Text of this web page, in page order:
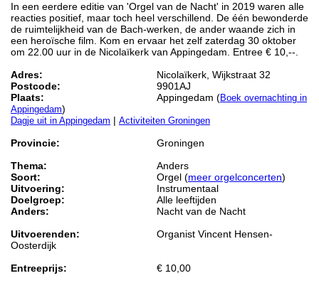
In een eerdere editie van 'Orgel van de Nacht' in 2019 waren alle
reacties positief, maar toch heel verschillend. De één bewonderde
de ruimtelijkheid van de Bach-werken, de ander waande zich in
een heroïsche film. Kom en ervaar het zelf zaterdag 30 oktober
om 22.00 uur in de Nicolaïkerk van Appingedam. Entree € 10,--.
Adres:
Nicolaïkerk, Wijkstraat 32
Postcode:
9901AJ
Plaats:
Appingedam (Boek overnachting in
Appingedam)
Dagje uit in Appingedam | Activiteiten Groningen
Provincie:
Groningen
Thema:
Anders
Soort:
Orgel (meer orgelconcerten)
Uitvoering:
Instrumentaal
Doelgroep:
Alle leeftijden
Anders:
Nacht van de Nacht
Uitvoerenden:
Organist Vincent Hensen-
Oosterdijk
Entreeprijs:
€ 10,00